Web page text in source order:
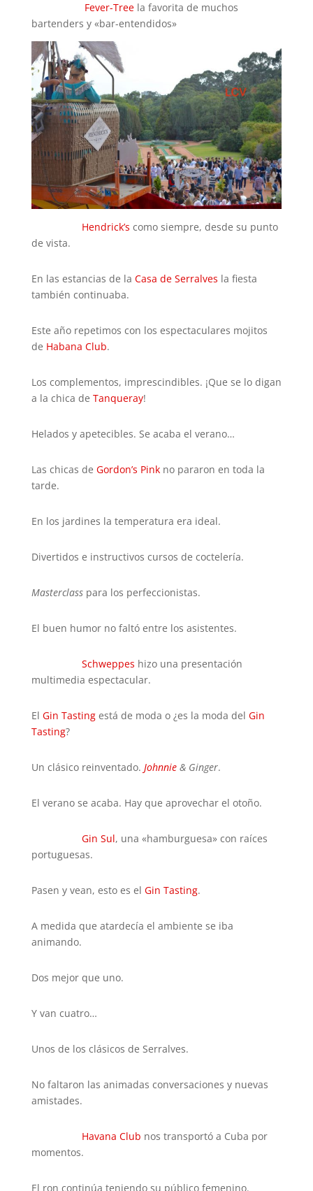
Fever-Treela favorita de muchos
bartenders y «bar-entendidos»
Hendrick’s como siempre, desde su punto
de vista.
En las estancias de la Casa de Serralves la fiesta
también continuaba.
Este año repetimos con los espectaculares mojitos
de Habana Club.
Los complementos, imprescindibles. ¡Que se lo digan
a la chica de Tanqueray!
Helados y apetecibles. Se acaba el verano…
Las chicas de Gordon’s Pinkno pararon en toda la
tarde.
En los jardines la temperatura era ideal.
Divertidos e instructivos cursos de coctelería.
Masterclass para los perfeccionistas.
El buen humor no faltó entre los asistentes.
Schweppes hizo una presentación
multimedia espectacular.
El Gin Tastingestá de moda o ¿es la moda del Gin
Tasting?
Un clásico reinventado. Johnnie& Ginger.
El verano se acaba. Hay que aprovechar el otoño.
Gin Sul, una «hamburguesa» con raíces
portuguesas.
Pasen y vean, esto es el Gin Tasting.
A medida que atardecía el ambiente se iba
animando.
Dos mejor que uno.
Y van cuatro…
Unos de los clásicos de Serralves.
No faltaron las animadas conversaciones y nuevas
amistades.
Havana Club nos transportó a Cuba por
momentos.
El ron continúa teniendo su público femenino.